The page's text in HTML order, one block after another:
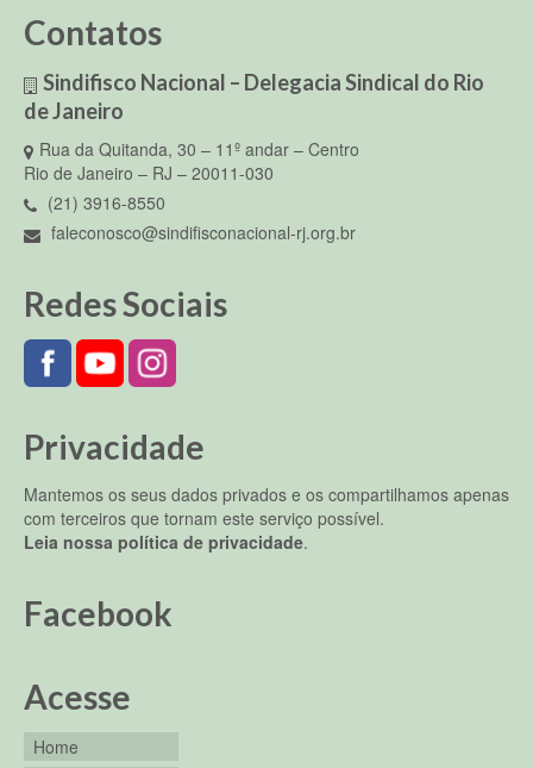
Contatos
Sindifisco Nacional – Delegacia Sindical do Rio
de Janeiro
Rua da Quitanda, 30 – 11º andar – Centro
Rio de Janeiro – RJ – 20011-030
(21) 3916-8550
faleconosco@sindifisconacional-rj.org.br
Redes Sociais
Privacidade
Mantemos os seus dados privados e os compartilhamos apenas
com terceiros que tornam este serviço possível.
Leia nossa política de privacidade.
Facebook
Acesse
Home